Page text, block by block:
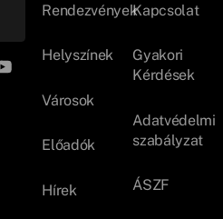
Rendezvények
Helyszínek
Városok
Előadók
Hírek
Kapcsolat
Gyakori
Kérdések
Adatvédelmi
szabályzat
ÁSZF